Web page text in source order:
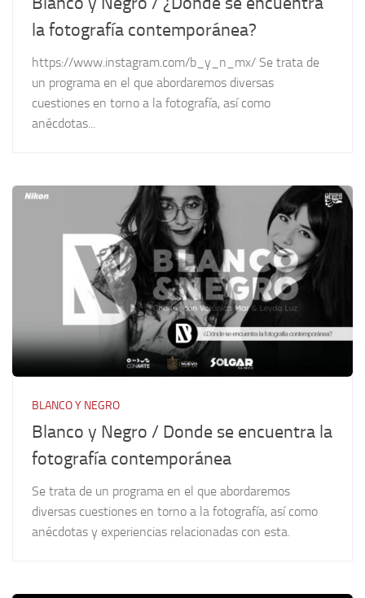
la fotografía contemporánea?
https://www.instagram.com/b_y_n_mx/ Se trata de
un programa en el que abordaremos diversas
cuestiones en torno a la fotografía, así como
anécdotas...
BLANCO Y NEGRO
Blanco y Negro / Donde se encuentra la
fotografía contemporánea
Se trata de un programa en el que abordaremos
diversas cuestiones en torno a la fotografía, así como
anécdotas y experiencias relacionadas con esta.